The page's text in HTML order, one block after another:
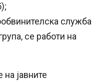
служба
се работи на
јавните